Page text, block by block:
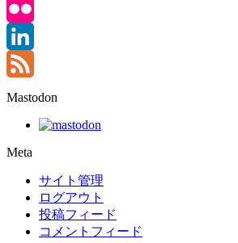
Bluesky
Flickr
LinkedIn
Feed
Mastodon
Meta
サイト管理
ログアウト
投稿フィード
コメントフィード